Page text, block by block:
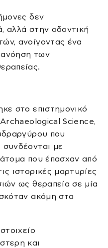
δεν
αλλά στην οδοντική
ανοίγοντας ένα
των
στο επιστημονικό
Science,
που
συνδέονται με
που έπασχαν από
ιστορικές μαρτυρίες
ως θεραπεία σε μία
ακόμη στα
και